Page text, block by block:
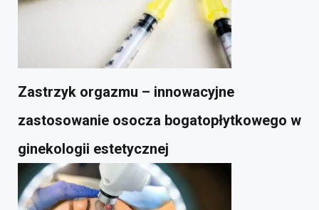
Zastrzyk orgazmu – innowacyjne
zastosowanie osocza bogatopłytkowego w
ginekologii estetycznej